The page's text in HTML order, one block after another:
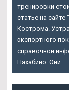
тренировки
статье на
Кострома.
экспортного
справочной
Нахабино. Они.